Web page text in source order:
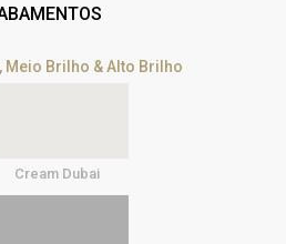
Meio Brilho & Alto Brilho
Cream Dubai